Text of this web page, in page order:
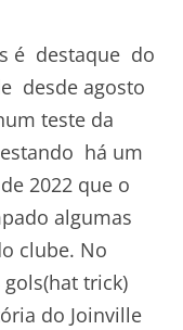
é destaque do
desde agosto
teste da
há um
2022 que o
algumas
clube. No
trick)
do Joinville